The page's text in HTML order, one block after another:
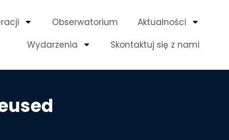
Obserwatorium
Aktualności
Wydarzenia
Skontaktuj się z nami